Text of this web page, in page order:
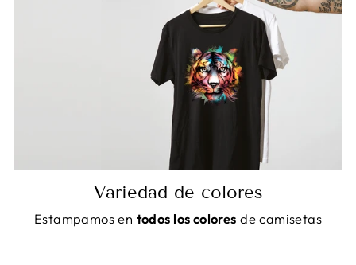
Variedad de colores
Estampamos en todos los colores de camisetas